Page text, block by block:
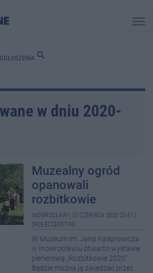
menu
OGŁOSZENIA search
w dniu 2020-
Muzealny ogród
opanowali
rozbitkowie
INOWROCŁAW 13 CZERWCA 2020 20:41
SPOŁECZEŃSTWO
W Muzeum im. Jana Kasprowicza
w Inowrocławiu otwarto wystawę
plenerową „Rozbitkowie 2020”.
Będzie można ją zwiedzać przez